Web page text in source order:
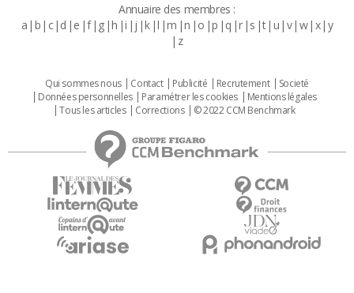
Annuaire des membres :
a b c d e f g h i j k l m n o p q r s t u v w x y
z
Qui sommes nous Contact Publicité Recrutement
Societé
Données personnelles
Paramétrer les cookies
Mentions légales
Tous les articles
Corrections © 2022 CCM Benchmark